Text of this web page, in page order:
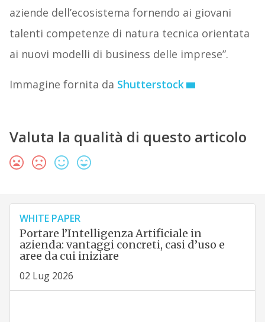
aziende dell’ecosistema fornendo ai giovani
talenti competenze di natura tecnica orientata
ai nuovi modelli di business delle imprese”.
Immagine fornita da Shutterstock
Valuta la qualità di questo articolo
WHITE PAPER
Portare l’Intelligenza Artificiale in
azienda: vantaggi concreti, casi d’uso e
aree da cui iniziare
02 Lug 2026